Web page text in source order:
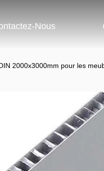
Nous
2000x3000mm pour les